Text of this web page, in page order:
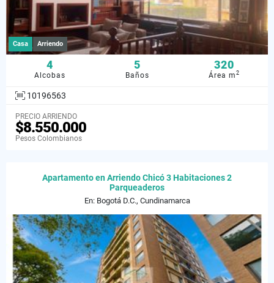
Casa Arriendo
4
Alcobas
5
Baños
320
Área m2
10196563
PRECIO ARRIENDO
$8.550.000
Pesos Colombianos
Apartamento en Arriendo Chicó 3 Habitaciones 2
Parqueaderos
En: Bogotá D.C., Cundinamarca